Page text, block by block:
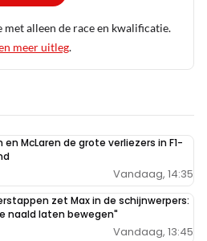
met alleen de race en kwalificatie.
meer uitleg.
McLaren de grote verliezers in F1-
Vandaag, 14:35
zet Max in de schijnwerpers:
naald laten bewegen"
Vandaag, 13:45